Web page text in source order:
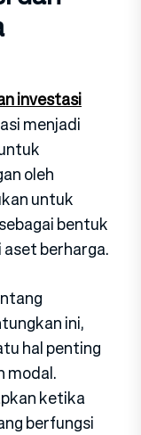
investasi
menjadi
oleh
untuk
bentuk
berharga.
ini,
hal penting
modal.
ketika
berfungsi